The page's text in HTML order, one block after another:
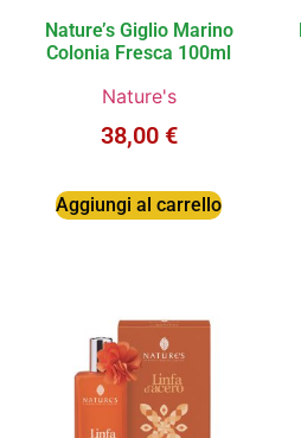
Nature’s Giglio Marino
Colonia Fresca 100ml
Nature's
38,00 €
Aggiungi al carrello